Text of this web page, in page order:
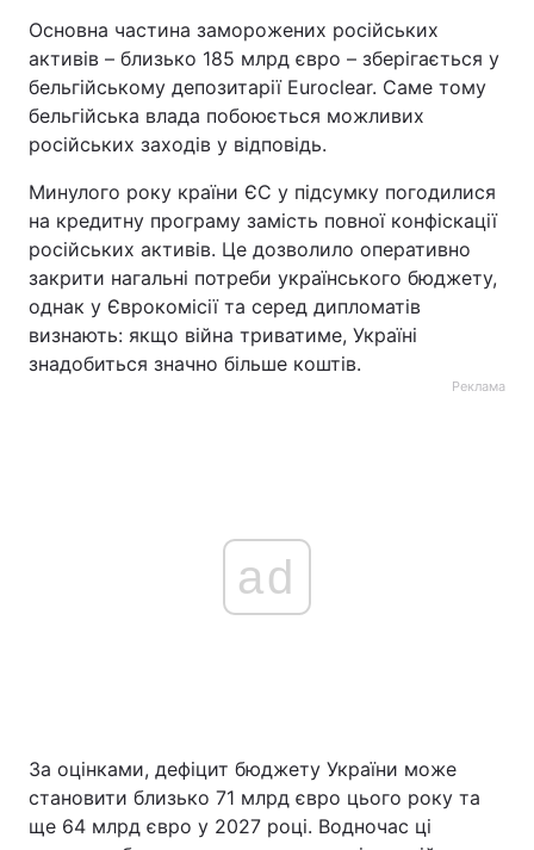
Основна частина заморожених російських
активів – близько 185 млрд євро – зберігається у
бельгійському депозитарії Euroclear. Саме тому
бельгійська влада побоюється можливих
російських заходів у відповідь.
Минулого року країни ЄС у підсумку погодилися
на кредитну програму замість повної конфіскації
російських активів. Це дозволило оперативно
закрити нагальні потреби українського бюджету,
однак у Єврокомісії та серед дипломатів
визнають: якщо війна триватиме, Україні
знадобиться значно більше коштів.
Реклама
ad
За оцінками, дефіцит бюджету України може
становити близько 71 млрд євро цього року та
ще 64 млрд євро у 2027 році. Водночас ці